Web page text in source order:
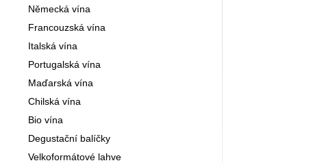
Německá vína
Francouzská vína
Italská vína
Portugalská vína
Maďarská vína
Chilská vína
Bio vína
Degustační balíčky
Velkoformátové lahve